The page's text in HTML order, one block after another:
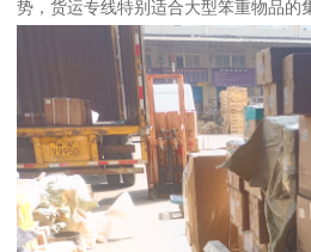
势，货运专线特别适合大型笨重物品的